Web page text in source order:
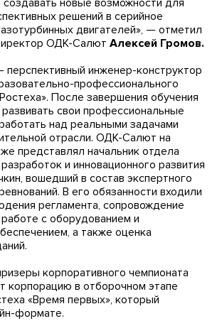
создавать новые возможности для
решений в серийное
двигателей», — отметил
ОДК-Салют Алексей Громов.
инженер-конструктор
профессионального
После завершения обучения
свои профессиональные
над реальными задачами
отрасли. ОДК-Салют на
представлял начальник отдела
и инновационного развития
вошедший в состав экспертного
В его обязанности входили
регламента, сопровождение
с оборудованием и
а также оценка
корпоративного чемпионата
корпорацию в отборочном этапе
«Время первых», который
формате.